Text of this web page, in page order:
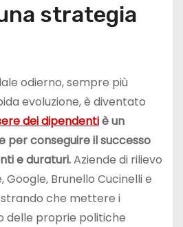
strategia
odierno, sempre più
evoluzione, è diventato
dei dipendentiè un
per conseguire il successo
e duraturi.Aziende di rilievo
Brunello Cucinelli e
che mettere i
delle proprie politiche